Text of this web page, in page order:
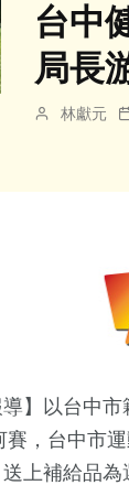
台中
局長
林獻元
導】以台中
賽，台中市
上補給品